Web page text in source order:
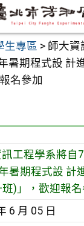
生專區 > 師大資
暑期程式設 計
名參加
工程學系將自
年暑期程式設 計
班)」，歡迎報名
6 月 05 日